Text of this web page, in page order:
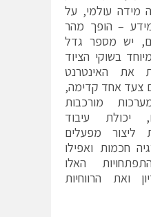
מידה עולמי, על
– הופך מהר
יש מספר גדל
בשוקי הציוד
את האינטרנט
צעד אחד קדימה,
מורכבות
יכולת עיבוד
ליצור מפעלים
חכמות ואפילו
האלו
ואת הרווחיות